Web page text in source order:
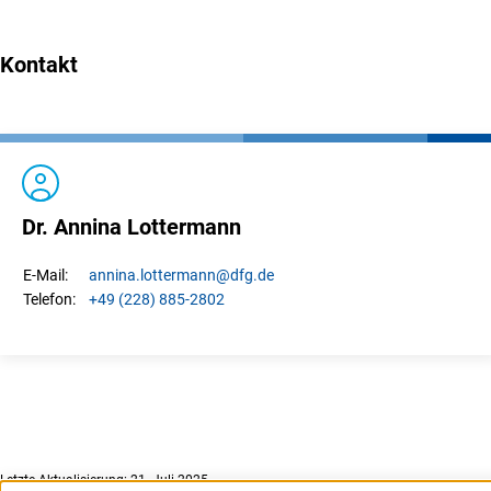
Prof. Dr. Agnieszka Halemba, PAN Institut für
Prof. Dr. Ursula Wurstbauer, Physikalisches Institut,
Kontakt
Dr. Annina Lottermann
E-Mail: annina.lottermann@dfg.de
Telefon:
+49 (228) 885-2802
Letzte Aktualisierung: 21. Juli 2025